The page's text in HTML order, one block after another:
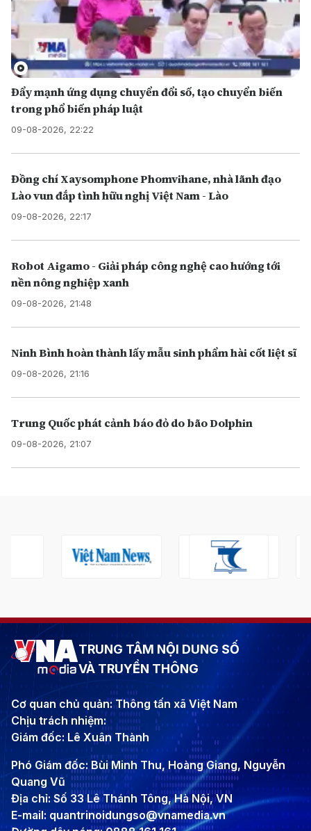
Đẩy mạnh ứng dụng chuyển đổi số, tạo chuyển biến
trong phổ biến pháp luật
09-08-2026, 22:22
Đồng chí Xaysomphone Phomvihane, nhà lãnh đạo
Lào vun đắp tình hữu nghị Việt Nam - Lào
09-08-2026, 22:17
Robot Aigamo - Giải pháp công nghệ cao hướng tới
nền nông nghiệp xanh
09-08-2026, 21:48
Ninh Bình hoàn thành lấy mẫu sinh phẩm hài cốt liệt sĩ
09-08-2026, 21:16
Trung Quốc phát cảnh báo đỏ do bão Dolphin
09-08-2026, 21:07
TRUNG TÂM NỘI DUNG SỐ
VÀ TRUYỀN THÔNG
Cơ quan chủ quản: Thông tấn xã Việt Nam
Chịu trách nhiệm:
Giám đốc: Lê Xuân Thành
Phó Giám đốc: Bùi Minh Thu, Hoàng Giang, Nguyễn
Quang Vũ
Địa chỉ: Số 33 Lê Thánh Tông, Hà Nội, VN
E-mail: quantrinoidungso@vnamedia.vn